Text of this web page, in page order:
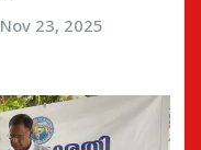
Nov 23, 2025